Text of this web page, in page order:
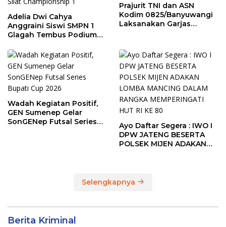
Adelia Dwi Cahya
Anggraini Siswi SMPN 1
Glagah Tembus Podium
Championship 1
Prajurit TNI dan ASN
Kodim 0825/Banyuwangi
Laksanakan Garjas
Wadah Kegiatan Positif,
GEN Sumenep Gelar
SonGENep Futsal Series
Ayo Daftar Segera : IWO I
DPW JATENG BESERTA
POLSEK MIJEN ADAKAN
Selengkapnya
Berita Kriminal